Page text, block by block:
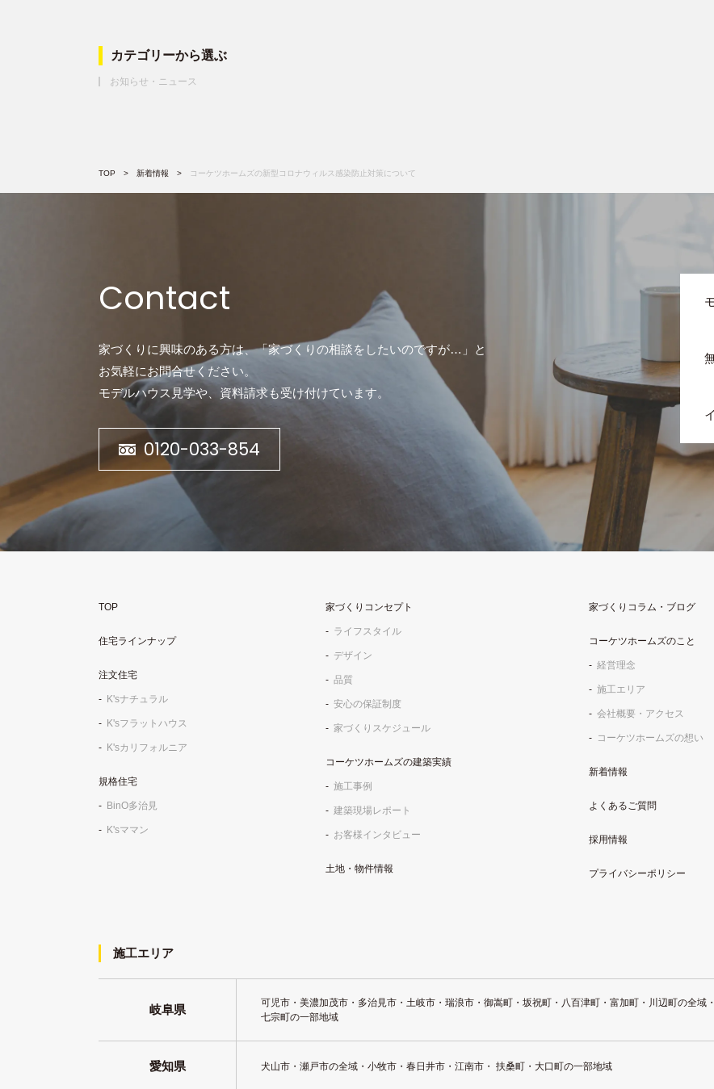
カテゴリーから選ぶ
お知らせ・ニュース
TOP 新着情報 コーケツホームズの新型コロナウィルス感染防止対策について
Contact
家づくりに興味のある方は、「家づくりの相談をしたいのですが…」と
お気軽にお問合せください。
モデルハウス見学や、資料請求も受け付けています。
0120-033-854
TOP
住宅ラインナップ
注文住宅
K'sナチュラル
K'sフラットハウス
K'sカリフォルニア
規格住宅
BinO多治見
K'sママン
家づくりコンセプト
ライフスタイル
デザイン
品質
安心の保証制度
家づくりスケジュール
コーケツホームズの建築実績
施工事例
建築現場レポート
お客様インタビュー
土地・物件情報
家づくりコラム・ブログ
コーケツホームズのこと
経営理念
施工エリア
会社概要・アクセス
コーケツホームズの想い
新着情報
よくあるご質問
採用情報
プライバシーポリシー
施工エリア
岐阜県
可児市・美濃加茂市・多治見市・土岐市・瑞浪市・御嵩町・坂祝町・八百津町・富加町・川辺町の全域
七宗町の一部地域
愛知県 犬山市・瀬戸市の全域・小牧市・春日井市・江南市・ 扶桑町・大口町の一部地域